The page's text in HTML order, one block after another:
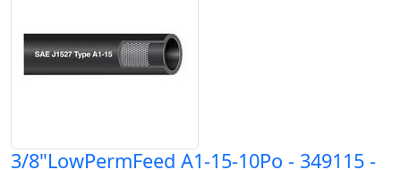
3/8"LowPermFeed A1-15-10Po - 349115 -